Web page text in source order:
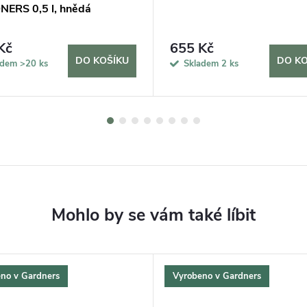
0,5 l, hnědá
>20 ks DO KOŠÍKU
655 Kč
Skladem 2 ks DO
v Gardners Vyrobeno v Gardners